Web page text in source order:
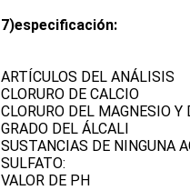
7)especificación:
ARTÍCULOS DEL ANÁLISIS
CLORURO DE CALCIO
CLORURO DEL MAGNESIO Y
GRADO DEL ÁLCALI
SUSTANCIAS DE NINGUNA
SULFATO:
VALOR DE PH